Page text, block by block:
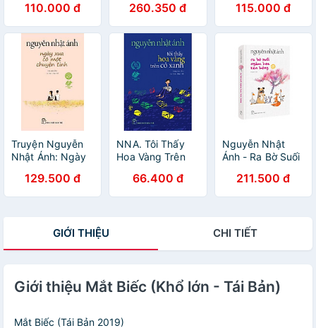
Ánh110.000 đ
Cảm Ơn Người
Lớn + Cho Tôi Xin
Một Vé Đi Tuổi
Thơ (Trọn bộ 3
cuốn sách của
Nguyễn Nhật
Ánh/ Tặng kèm
Bookmark Happy
Life)
260.350 đ
Nguyễn Nhật
Ánh
115.000 đ
Truyện Nguyễn
Nhật Ánh: Ngày
Chuyện Tình
(Tặng Kèm
129.500 đ
NNA. Tôi Thấy
Hoa Vàng Trên
nhỏ) - 80.000
66.400 đ
Nguyễn Nhật
Ánh - Ra Bờ Suối
Hồng - Bìa Cứng
211.500 đ
GIỚI THIỆU CHI TIẾT
Giới thiệu Mắt Biếc (Khổ lớn - Tái Bản)
Mắt Biếc (Tái Bản 2019)